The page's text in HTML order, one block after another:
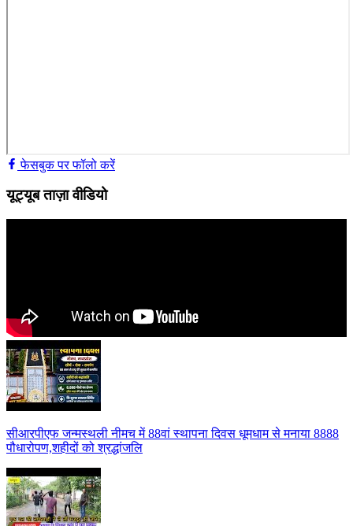
फेसबुक पर फॉलो करें
यूट्यूब ताज़ा वीडियो
सीआरपीएफ जन्मस्थली नीमच में 88वां स्थापना दिवस धूमधाम से मनाया 8888
पौधारोपण,शहीदों को श्रद्धांजलि